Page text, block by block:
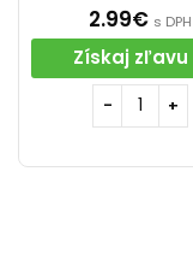
2.99€ s DPH
Získaj zľavu